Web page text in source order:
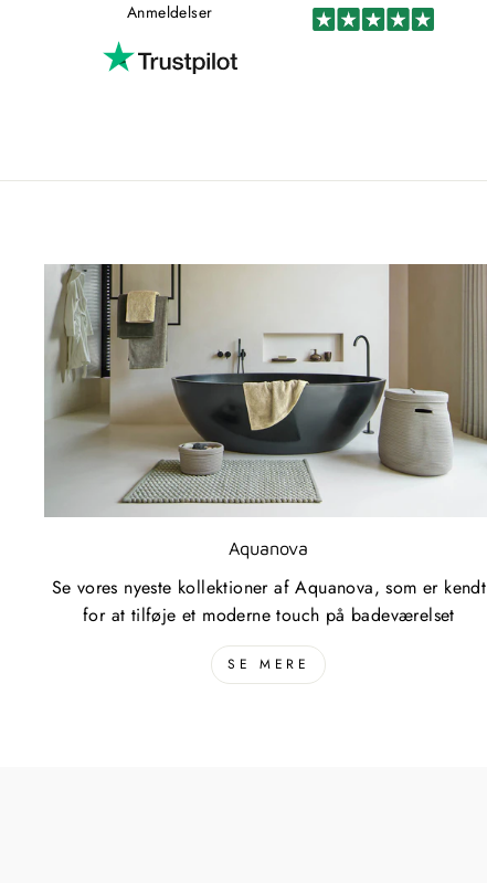
Anmeldelser
Aquanova
Se vores nyeste kollektioner af Aquanova, som er kendt
for at tilføje et moderne touch på badeværelset
SE MERE